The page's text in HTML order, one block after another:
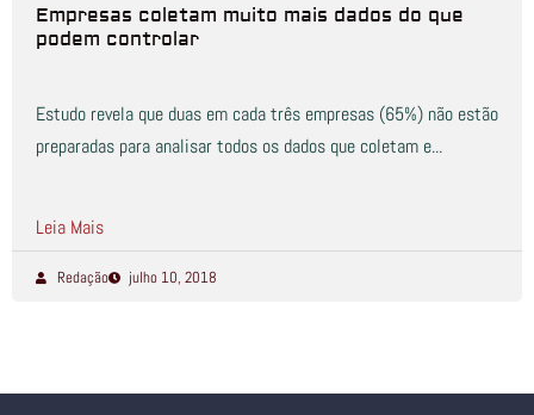
Empresas coletam muito mais dados do que
podem controlar
Estudo revela que duas em cada três empresas (65%) não estão
preparadas para analisar todos os dados que coletam e...
Leia Mais
Redação julho 10, 2018